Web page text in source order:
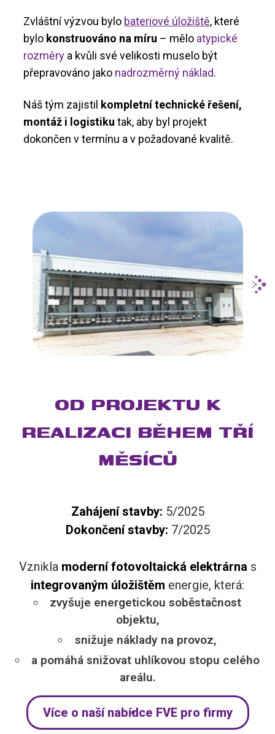
Zvláštní výzvou bylo bateriové úložiště, které
bylo konstruováno na míru – mělo atypické
rozměry a kvůli své velikosti muselo být
přepravováno jako nadrozměrný náklad.
Náš tým zajistil kompletní technické řešení,
montáž i logistiku tak, aby byl projekt
dokončen v termínu a v požadované kvalitě.
OD PROJEKTU K
REALIZACI BĚHEM TŘÍ
MĚSÍCŮ
Zahájení stavby: 5/2025
Dokončení stavby: 7/2025
Vznikla moderní fotovoltaická elektrárna s
integrovaným úložištěm energie, která:
zvyšuje energetickou soběstačnost
objektu,
snižuje náklady na provoz,
a pomáhá snižovat uhlíkovou stopu celého
areálu.
Více o naší nabídce FVE pro firmy